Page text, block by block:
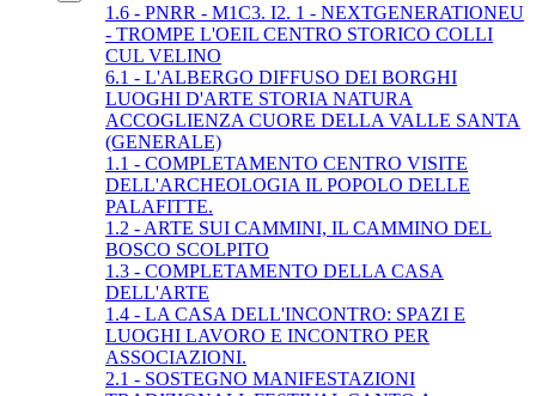
1.6 - PNRR - M1C3. I2. 1 - NEXTGENERATIONEU
- TROMPE L'OEIL CENTRO STORICO COLLI
CUL VELINO
6.1 - L'ALBERGO DIFFUSO DEI BORGHI
LUOGHI D'ARTE STORIA NATURA
ACCOGLIENZA CUORE DELLA VALLE SANTA
(GENERALE)
1.1 - COMPLETAMENTO CENTRO VISITE
DELL'ARCHEOLOGIA IL POPOLO DELLE
PALAFITTE.
1.2 - ARTE SUI CAMMINI, IL CAMMINO DEL
BOSCO SCOLPITO
1.3 - COMPLETAMENTO DELLA CASA
DELL'ARTE
1.4 - LA CASA DELL'INCONTRO: SPAZI E
LUOGHI LAVORO E INCONTRO PER
ASSOCIAZIONI.
2.1 - SOSTEGNO MANIFESTAZIONI